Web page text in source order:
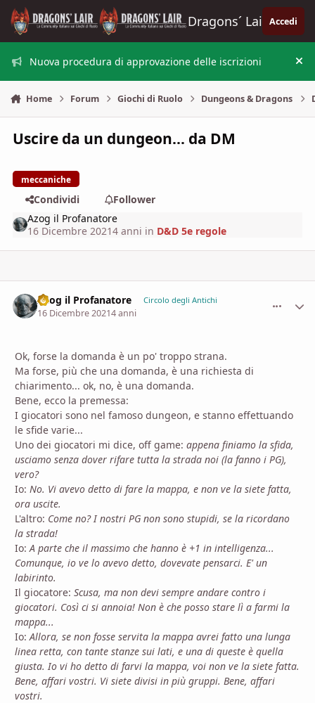
Vai al contenuto
Dragons´ Lair Accedi
Nuova procedura di approvazione delle iscrizioni
Home Forum Giochi di Ruolo Dungeons & Dragons
Uscire da un dungeon... da DM
meccaniche
Condividi
Follower
Azog il Profanatore
16 Dicembre 20214 anni in D&D 5e regole
Azog il Profanatore Circolo degli Antichi
16 Dicembre 20214 anni
Ok, forse la domanda è un po' troppo strana.
Ma forse, più che una domanda, è una richiesta di
chiarimento... ok, no, è una domanda.
Bene, ecco la premessa:
I giocatori sono nel famoso dungeon, e stanno effettuando
le sfide varie...
Uno dei giocatori mi dice, off game: appena finiamo la sfida,
usciamo senza dover rifare tutta la strada noi (la fanno i PG),
vero?
Io: No. Vi avevo detto di fare la mappa, e non ve la siete fatta,
ora uscite.
L'altro: Come no? I nostri PG non sono stupidi, se la ricordano
la strada!
Io: A parte che il massimo che hanno è +1 in intelligenza...
Comunque, io ve lo avevo detto, dovevate pensarci. E' un
labirinto.
Il giocatore: Scusa, ma non devi sempre andare contro i
giocatori. Così ci si annoia! Non è che posso stare lì a farmi la
mappa...
Io: Allora, se non fosse servita la mappa avrei fatto una lunga
linea retta, con tante stanze sui lati, e una di queste è quella
giusta. Io vi ho detto di farvi la mappa, voi non ve la siete fatta.
Bene, affari vostri. Vi siete divisi in più gruppi. Bene, affari
vostri.